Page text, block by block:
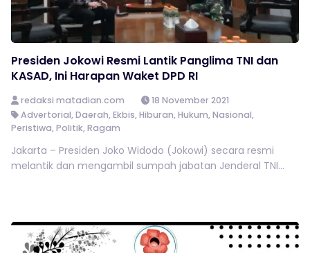
Presiden Jokowi Resmi Lantik Panglima TNI dan
KASAD, Ini Harapan Waket DPD RI
redaksi matadian.com
18 November 2021
Advertorial, Daerah, Ekbis, Hiburan, Hukum, Nasional,
Peristiwa, Politik, Ragam
Jakarta – Presiden Joko Widodo (Jokowi) secara resmi
melantik dan mengambil sumpah jabatan Jenderal TNI...